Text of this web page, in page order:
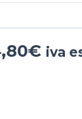
€ iva